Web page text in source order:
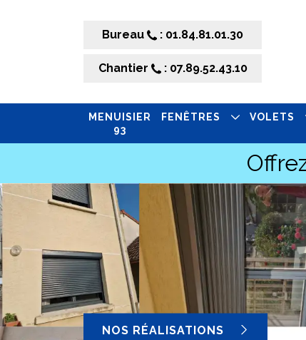
Bureau : 01.84.81.01.30
Chantier : 07.89.52.43.10
MENUISIER
93
FENÊTRES VOLETS
NOS RÉALISATIONS